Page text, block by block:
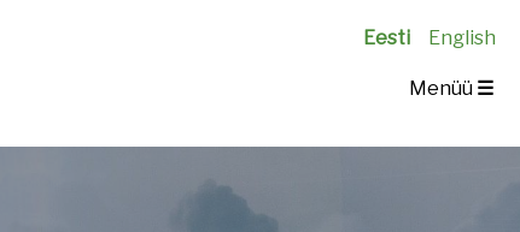
Eesti English
Menüü ☰